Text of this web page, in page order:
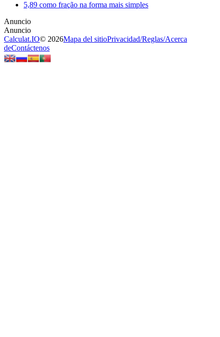
5,89 como fração na forma mais simples
Calculat.IO© 2026Mapa del sitioPrivacidad/Reglas/Acerca
deContáctenos